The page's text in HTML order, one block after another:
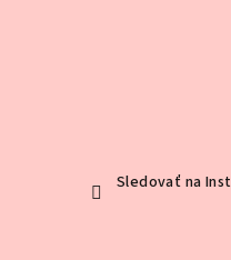
Sledovať na